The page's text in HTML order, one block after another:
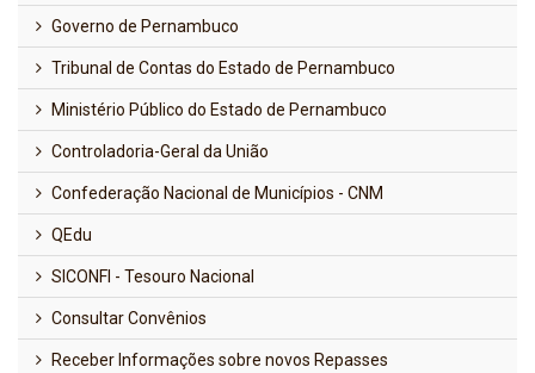
Governo de Pernambuco
Tribunal de Contas do Estado de Pernambuco
Ministério Público do Estado de Pernambuco
Controladoria-Geral da União
Confederação Nacional de Municípios - CNM
QEdu
SICONFI - Tesouro Nacional
Consultar Convênios
Receber Informações sobre novos Repasses